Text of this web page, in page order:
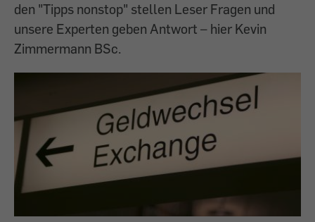
den "Tipps nonstop" stellen Leser Fragen und
unsere Experten geben Antwort – hier Kevin
Zimmermann BSc.